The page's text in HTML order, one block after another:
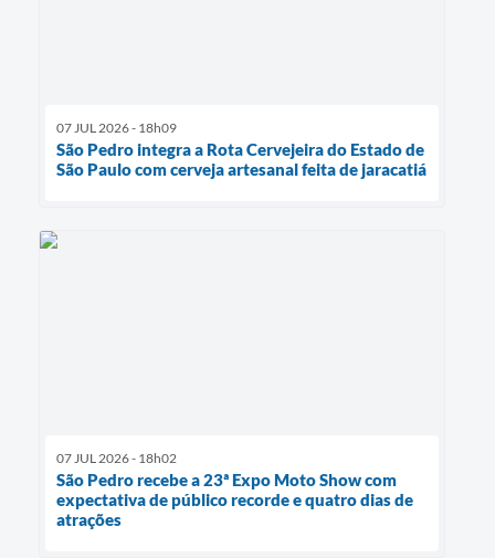
07 JUL 2026 - 18h09
São Pedro integra a Rota Cervejeira do Estado de
São Paulo com cerveja artesanal feita de jaracatiá
07 JUL 2026 - 18h02
São Pedro recebe a 23ª Expo Moto Show com
expectativa de público recorde e quatro dias de
atrações